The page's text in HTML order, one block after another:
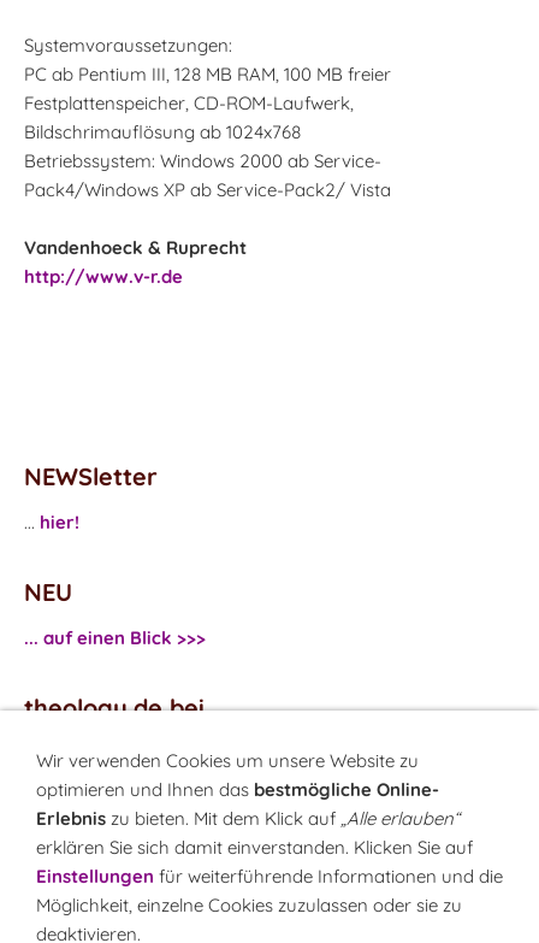
Systemvoraussetzungen:
PC ab Pentium III, 128 MB RAM, 100 MB freier
Festplattenspeicher, CD-ROM-Laufwerk,
Bildschrimauflösung ab 1024x768
Betriebssystem: Windows 2000 ab Service-
Pack4/Windows XP ab Service-Pack2/ Vista
Vandenhoeck & Ruprecht
http://www.v-r.de
NEWSletter
... hier!
NEU
... auf einen Blick >>>
theology.de bei
...Facebook
...Twitter
Monatsrätsel
Rätseln & Gewinnen!
Wir verwenden Cookies um unsere Website zu
optimieren und Ihnen das bestmögliche Online-
Erlebnis zu bieten. Mit dem Klick auf „Alle erlauben“
erklären Sie sich damit einverstanden. Klicken Sie auf
Einstellungen für weiterführende Informationen und die
Möglichkeit, einzelne Cookies zuzulassen oder sie zu
deaktivieren.